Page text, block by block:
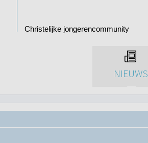
Christelijke jongerencommunity
NIEUWS